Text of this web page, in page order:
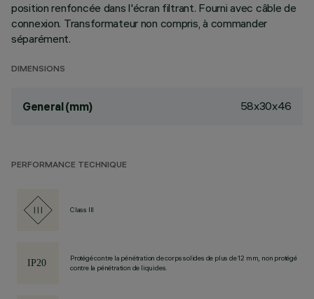
position renfoncée dans l'écran filtrant. Fourni avec câble de
connexion. Transformateur non compris, à commander
séparément.
DIMENSIONS
General (mm) 58x30x46
PERFORMANCE TECHNIQUE
Class III
Protégé contre la pénétration de corps solides de plus de 12 mm, non protégé
contre la pénétration de liquides.